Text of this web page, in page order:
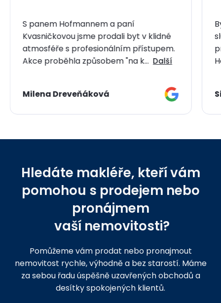
S panem Hofmannem a paní
Kvasničkovou jsme prodali byt v klidné
atmosféře s profesionálním přístupem.
Akce proběhla způsobem "na k… Další
Milena Dreveňáková
Hledáte makléře, kteří vám
pomohou s prodejem nebo
pronájmem
vaší nemovitosti?
Pomůžeme vám prodat nebo pronajmout
nemovitost rychle, výhodně a bez starostí. Máme
za sebou řadu úspěšně uzavřených obchodů a
desítky spokojených klientů.